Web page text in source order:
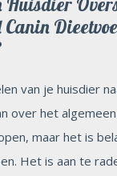
van je huisdier
over het
maar het is
Het is aan te